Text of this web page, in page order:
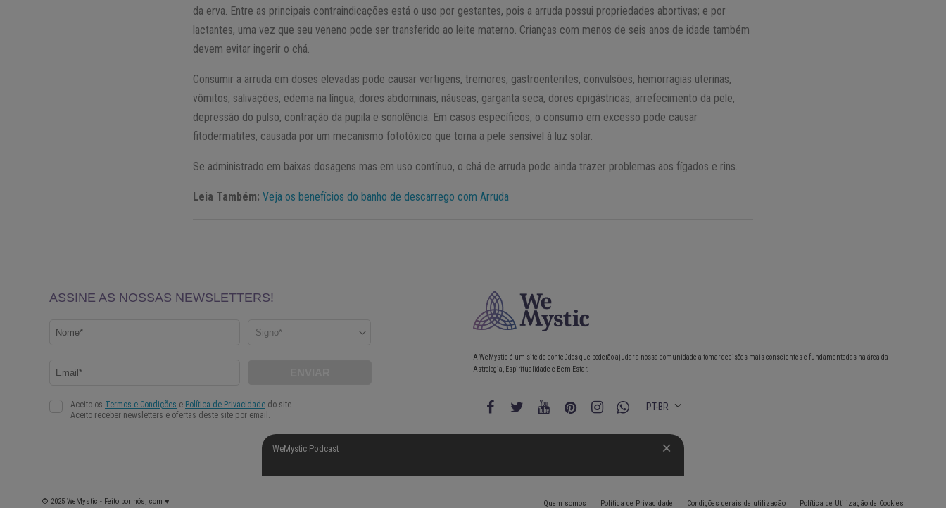
da erva. Entre as principais contraindicações está o uso por gestantes, pois a arruda possui propriedades abortivas; e por
lactantes, uma vez que seu veneno pode ser transferido ao leite materno. Crianças com menos de seis anos de idade também
devem evitar ingerir o chá.
Consumir a arruda em doses elevadas pode causar vertigens, tremores, gastroenterites, convulsões, hemorragias uterinas,
vômitos, salivações, edema na língua, dores abdominais, náuseas, garganta seca, dores epigástricas, arrefecimento da pele,
depressão do pulso, contração da pupila e sonolência. Em casos específicos, o consumo em excesso pode causar
fitodermatites, causada por um mecanismo fototóxico que torna a pele sensível à luz solar.
Se administrado em baixas dosagens mas em uso contínuo, o chá de arruda pode ainda trazer problemas aos fígados e rins.
Leia Também: Veja os benefícios do banho de descarrego com Arruda
A WeMystic é um site de conteúdos que poderão ajudar a nossa comunidade a tomar decisões mais conscientes e fundamentadas na área da
Astrologia, Espiritualidade e Bem-Estar.
PT-BR
WeMystic Podcast
Quem somos Política de Privacidade Condições gerais de utilização Política de Utilização de Cookies
© 2025 WeMystic - Feito por nós, com ♥